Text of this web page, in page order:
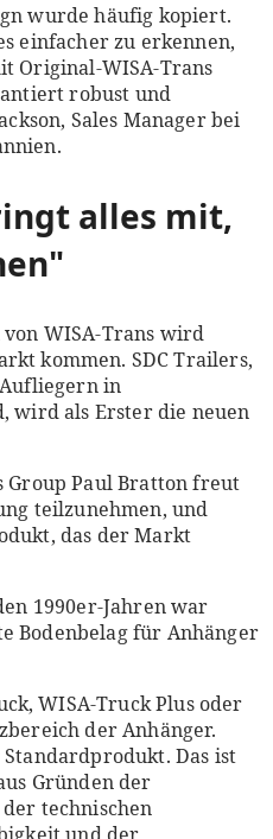
wurde häufig kopiert.
einfacher zu erkennen,
Original-WISA-Trans
robust und
Sales Manager bei
alles mit,
WISA-Trans wird
kommen. SDC Trailers,
in
wird als Erster die neuen
Group Paul Bratton freut
teilzunehmen, und
das der Markt
1990er-Jahren war
Bodenbelag für Anhänger
WISA-Truck Plus oder
der Anhänger.
Das ist
Gründen der
technischen
und der